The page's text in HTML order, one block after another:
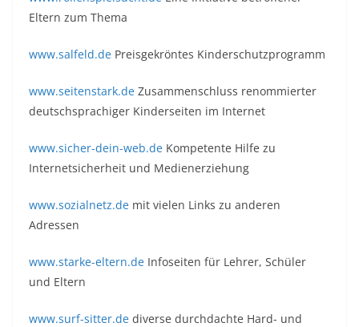
Eltern zum Thema
www.salfeld.de Preisgekröntes Kinderschutzprogramm
www.seitenstark.de Zusammenschluss renommierter
deutschsprachiger Kinderseiten im Internet
www.sicher-dein-web.de Kompetente Hilfe zu
Internetsicherheit und Medienerziehung
www.sozialnetz.de mit vielen Links zu anderen
Adressen
www.starke-eltern.de Infoseiten für Lehrer, Schüler
und Eltern
www.surf-sitter.de diverse durchdachte Hard- und